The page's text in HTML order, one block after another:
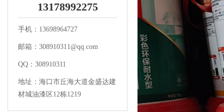
13178992275
手机：13698964727
邮箱：308910311@qq.com
QQ：308910311
地址：海口市丘海大道金盛达建
材城油漆区12栋1219